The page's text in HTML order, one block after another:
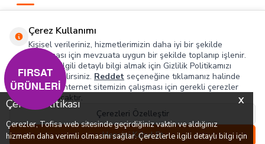
X
Çerez Politikası
Çerezler, Tofisa web sitesinde geçirdiğiniz vaktin ve aldığınız
hizmetin daha verimli olmasını sağlar. Çerezlerle ilgili detaylı bilgi için
0
Hızlı Erişim
Sosyal
Adres & İletişim
Çerez Kullanımı
Kişisel verileriniz, hizmetlerimizin daha iyi bir şekilde
sunulması için mevzuata uygun bir şekilde toplanıp işlenir.
Konuyla ilgili detaylı bilgi almak için Gizlilik Politikamızı
inceleyebilirsiniz. Reddet seçeneğine tıklamanız halinde
yalnızca internet sitemizin çalışması için gerekli çerezler
kullanılacaktır.
Çerezleri Özelleştir
Hepsini Kabul Et
FIRSAT
ÜRÜNLERİ